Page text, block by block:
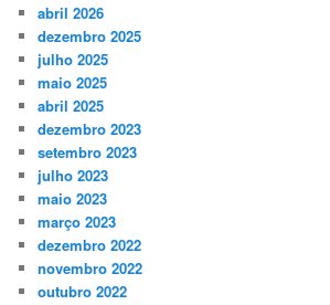
abril 2026
dezembro 2025
julho 2025
maio 2025
abril 2025
dezembro 2023
setembro 2023
julho 2023
maio 2023
março 2023
dezembro 2022
novembro 2022
outubro 2022